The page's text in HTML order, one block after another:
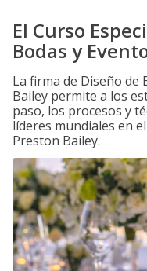
El Curso
Bodas y
La firma de Diseño de
Bailey permite a los
paso, los procesos y
líderes mundiales en
Preston Bailey.